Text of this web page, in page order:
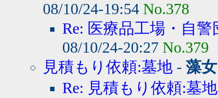
08/10/24-19:54 No.378
Re: 医療品工場・自
08/10/24-20:27 No.379
見積もり依頼:墓地 - 藻
Re: 見積もり依頼:墓地